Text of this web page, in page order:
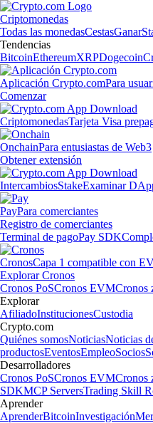
Criptomonedas
Todas las monedasCestasGanar
Tendencias
BitcoinEthereumXRPDogecoin
Aplicación Crypto.comPara
Comenzar
CriptomonedasTarjeta Visa
OnchainPara entusiastas de Web3
Obtener extensión
IntercambiosStakeExaminar
PayPara comerciantes
Registro de comerciantes
Terminal de pagoPay SDK
CronosCapa 1 compatible con
Explorar Cronos
Cronos PoSCronos EVMCronos
Explorar
AfiliadoInstitucionesCustodia
Crypto.com
Quiénes somosNoticiasNoticias
productosEventosEmpleoSocios
Desarrolladores
Cronos PoSCronos EVMCronos
SDKMCP ServersTrading Skill
Aprender
AprenderBitcoinInvestigación